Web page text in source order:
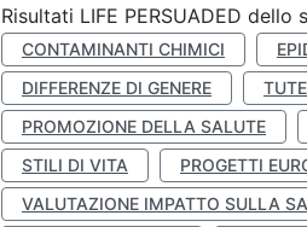
Risultati LIFE PERSUADED
CONTAMINANTI CHIMICI
DIFFERENZE DI GENERE
PROMOZIONE DELLA SALUTE
STILI DI VITA
PROGETTI
VALUTAZIONE IMPATTO SULLA